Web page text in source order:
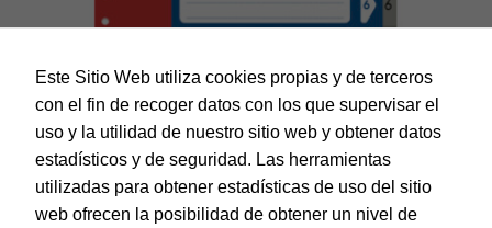
Este Sitio Web utiliza cookies propias y de terceros
con el fin de recoger datos con los que supervisar el
uso y la utilidad de nuestro sitio web y obtener datos
estadísticos y de seguridad. Las herramientas
utilizadas para obtener estadísticas de uso del sitio
web ofrecen la posibilidad de obtener un nivel de